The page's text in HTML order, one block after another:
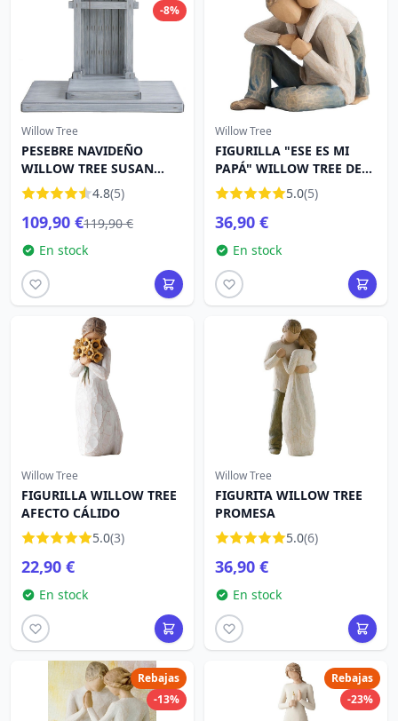
-8%
Willow Tree
PESEBRE NAVIDEÑO
WILLOW TREE SUSAN
LORDI
4.8(5)
109,90 €119,90 €
En stock
Willow Tree
FIGURILLA "ESE ES MI
PAPÁ" WILLOW TREE DE
SUSAN LORDI
5.0(5)
36,90 €
En stock
Willow Tree
FIGURILLA WILLOW TREE
AFECTO CÁLIDO
5.0(3)
22,90 €
En stock
Willow Tree
FIGURITA WILLOW TREE
PROMESA
5.0(6)
36,90 €
En stock
Rebajas
-13%
Rebajas
-23%